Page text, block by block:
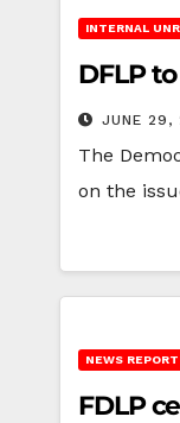
INTERNAL
DFLP
JUNE 29,
The
on the
NEWS REPORT
FDLP